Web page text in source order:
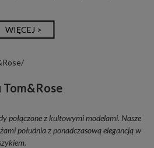
WIĘCEJ >
połączone z kultowymi modelami. Nasze
południa z ponadczasową elegancją w